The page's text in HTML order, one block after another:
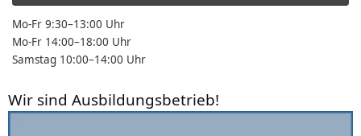
Mo-Fr 9:30–13:00 Uhr
Mo-Fr 14:00–18:00 Uhr
Samstag 10:00–14:00 Uhr
Wir sind Ausbildungsbetrieb!